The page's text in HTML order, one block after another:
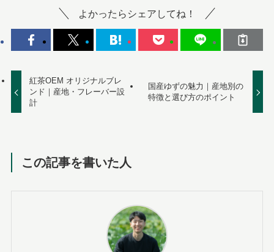
よかったらシェアしてね！
紅茶OEM オリジナルブレ
ンド｜産地・フレーバー設
計
国産ゆずの魅力｜産地別の
特徴と選び方のポイント
この記事を書いた人